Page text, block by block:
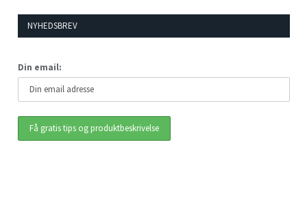
NYHEDSBREV
Din email: